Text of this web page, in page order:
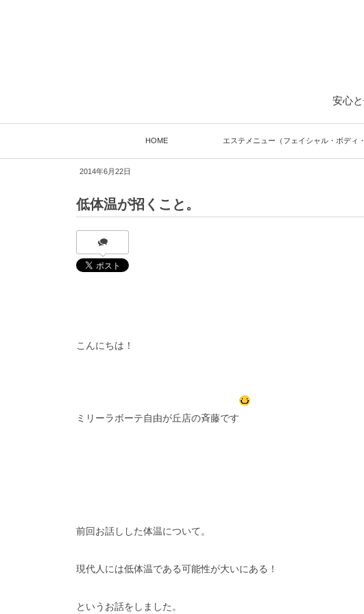
安心
HOME エステメニュー（フェイシャル・ボディ・
2014年6月22日
低体温が招くこと。
こんにちは！
ミリーラボーテ自由が丘店の斉藤です
前回お話しした体温について。
現代人には低体温である可能性が大いにある！
というお話をしました。